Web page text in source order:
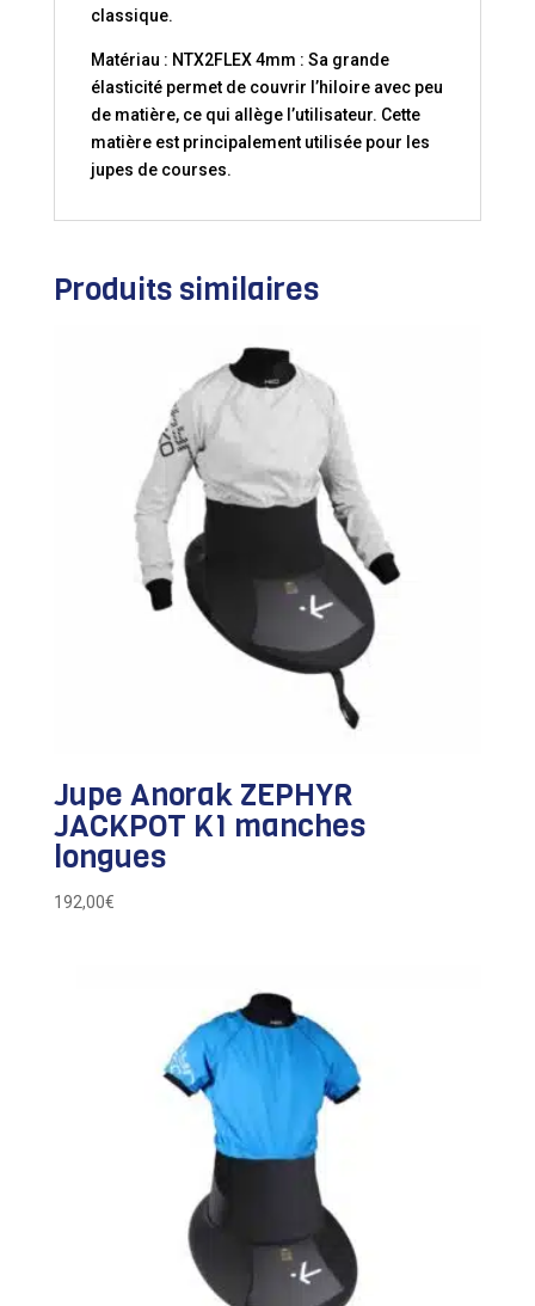
classique.
Matériau : NTX2FLEX 4mm : Sa grande
élasticité permet de couvrir l’hiloire avec peu
de matière, ce qui allège l’utilisateur. Cette
matière est principalement utilisée pour les
jupes de courses.
Produits similaires
Jupe Anorak ZEPHYR
JACKPOT K1 manches
longues
192,00€